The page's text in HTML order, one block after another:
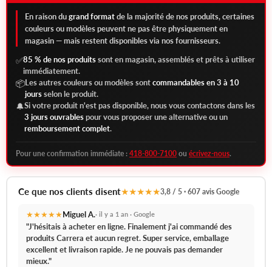
En raison dugrand formatde la majorité de nos produits, certaines
couleurs ou modèles peuvent ne pas être physiquement en
magasin — mais restent disponibles via nos fournisseurs.
✅85 % de nos produitssont en magasin, assemblés et prêts à utiliser
immédiatement.
📦Les autres couleurs ou modèles sontcommandables en 3 à 10
joursselon le produit.
🔔Si votre produit n'est pas disponible, nous vous contactons dans les
3 jours ouvrablespour vous proposer une alternative ou un
remboursement complet.
Pour une confirmation immédiate : 418-800-7100 ou écrivez-nous.
Ce que nos clients disent★★★★★3,8 / 5 · 607 avis Google
★★★★★Miguel A.· il y a 1 an · Google
"J'hésitais à acheter en ligne. Finalement j'ai commandé des
produits Carrera et aucun regret.Super service, emballage
excellent et livraison rapide.Je ne pouvais pas demander
mieux."